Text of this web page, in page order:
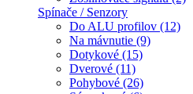
Spínače / Senzory
Do ALU profilov (12)
Na mávnutie (9)
Dotykové (15)
Dverové (11)
Pohybové (26)